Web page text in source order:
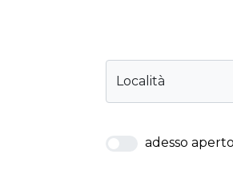
Località
adesso aperto